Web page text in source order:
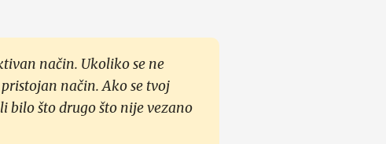
način. Ukoliko se ne
način. Ako se tvoj
bilo što drugo što nije vezano